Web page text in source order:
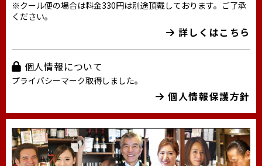
※クール便の場合は料金330円は別途頂戴しております。ご了承
ください。
詳しくはこちら
個人情報について
プライバシーマーク取得しました。
個人情報保護方針